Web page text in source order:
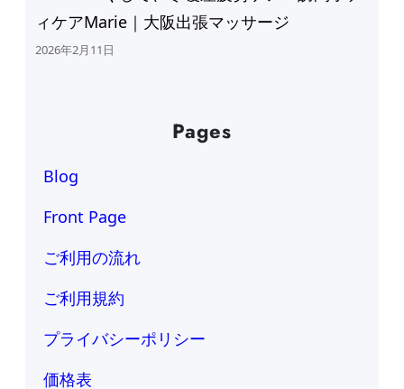
ィケアMarie｜大阪出張マッサージ
2026年2月11日
Pages
Blog
Front Page
ご利用の流れ
ご利用規約
プライバシーポリシー
価格表